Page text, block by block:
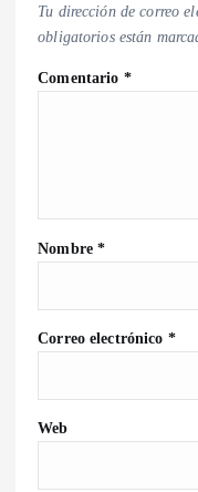
Tu dirección de correo
obligatorios están
Comentario *
Nombre*
Correo electrónico *
Web